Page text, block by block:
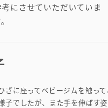
にさせていただいていま
ざに座ってベビージムを触っ
子でしたが、また手を伸ばす